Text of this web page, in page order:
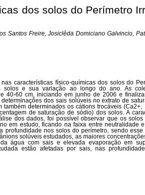
dos solos do Perímetro
Santos Freire, Josiclêda Domiciano Galvincio,
características físico-químicas dos solos do
solos e sua variação ao longo do ano. As
40-60 cm, iniciando em junho de 2006 e
dos sais solúveis no extrato de
determinados os cátions trocáveis
de saturação de sódio) dos solos. A
dos dados, foi possível observar que os
em estudo, ficando na faixa entre neutralidade
profundidade nos solos do perímetro, sendo
solúveis estudados, as maiores
água com sais e elevada evaporação em
estão afetadas por sais, nas